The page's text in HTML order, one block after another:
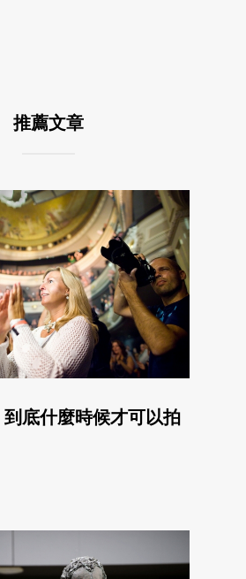
推薦文章
底什麼時候才可以拍